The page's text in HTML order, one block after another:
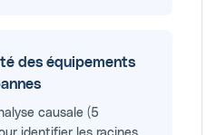
des équipements
causale (5
identifier les racines